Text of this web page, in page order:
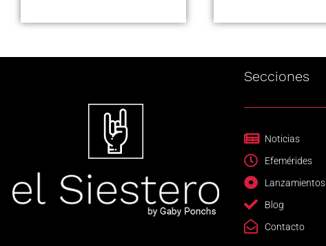
Secciones
Noticias
Efemérides
Lanzamientos
Blog
Contacto